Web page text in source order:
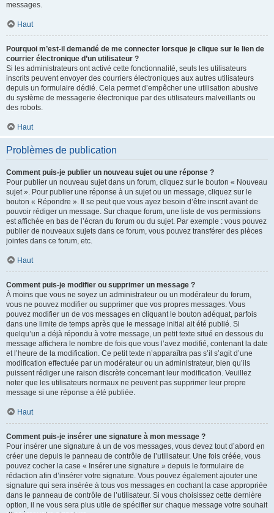
messages.
Haut
Pourquoi m’est-il demandé de me connecter lorsque je clique sur le lien de
courrier électronique d’un utilisateur ?
Si les administrateurs ont activé cette fonctionnalité, seuls les utilisateurs
inscrits peuvent envoyer des courriers électroniques aux autres utilisateurs
depuis un formulaire dédié. Cela permet d’empêcher une utilisation abusive
du système de messagerie électronique par des utilisateurs malveillants ou
des robots.
Haut
Problèmes de publication
Comment puis-je publier un nouveau sujet ou une réponse ?
Pour publier un nouveau sujet dans un forum, cliquez sur le bouton « Nouveau
sujet ». Pour publier une réponse à un sujet ou un message, cliquez sur le
bouton « Répondre ». Il se peut que vous ayez besoin d’être inscrit avant de
pouvoir rédiger un message. Sur chaque forum, une liste de vos permissions
est affichée en bas de l’écran du forum ou du sujet. Par exemple : vous pouvez
publier de nouveaux sujets dans ce forum, vous pouvez transférer des pièces
jointes dans ce forum, etc.
Haut
Comment puis-je modifier ou supprimer un message ?
À moins que vous ne soyez un administrateur ou un modérateur du forum,
vous ne pouvez modifier ou supprimer que vos propres messages. Vous
pouvez modifier un de vos messages en cliquant le bouton adéquat, parfois
dans une limite de temps après que le message initial ait été publié. Si
quelqu’un a déjà répondu à votre message, un petit texte situé en dessous du
message affichera le nombre de fois que vous l’avez modifié, contenant la date
et l’heure de la modification. Ce petit texte n’apparaîtra pas s’il s’agit d’une
modification effectuée par un modérateur ou un administrateur, bien qu’ils
puissent rédiger une raison discrète concernant leur modification. Veuillez
noter que les utilisateurs normaux ne peuvent pas supprimer leur propre
message si une réponse a été publiée.
Haut
Comment puis-je insérer une signature à mon message ?
Pour insérer une signature à un de vos messages, vous devez tout d’abord en
créer une depuis le panneau de contrôle de l’utilisateur. Une fois créée, vous
pouvez cocher la case « Insérer une signature » depuis le formulaire de
rédaction afin d’insérer votre signature. Vous pouvez également ajouter une
signature qui sera insérée à tous vos messages en cochant la case appropriée
dans le panneau de contrôle de l’utilisateur. Si vous choisissez cette dernière
option, il ne vous sera plus utile de spécifier sur chaque message votre souhait